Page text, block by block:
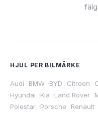
HJUL PER BILMÄRKE
Audi ·BMW ·BYD ·Citroen ·
Hyundai ·Kia ·Land Rover ·
Polestar ·Porsche ·Renault